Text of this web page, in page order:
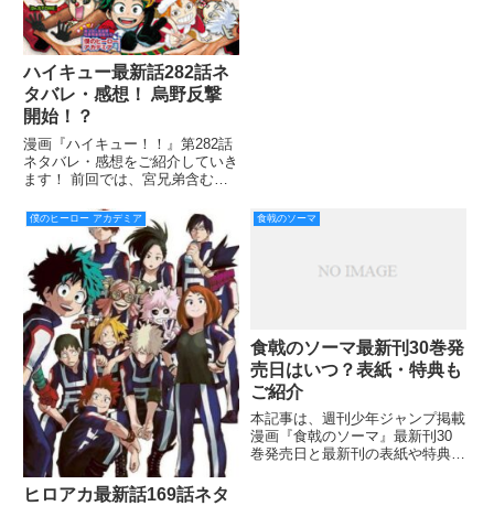
ハイキュー最新話282話ネ
タバレ・感想！ 烏野反撃
開始！？
漫画『ハイキュー！！』第282話
ネタバレ・感想をご紹介していき
ます！ 前回では、宮兄弟含む稲
ギリ繋いでいた。 これ以上点差
を離したくない烏野。 しかし素
晴らしいコンビネーションによっ
てスパイクを打たれてしまう･
僕のヒーロー アカデミア
ヒロアカ最新話169話ネタ
食戟のソーマ
食戟のソーマ最新刊30巻発
売日はいつ？表紙・特典も
ご紹介
本記事は、週刊少年ジャンプ掲載
漫画『食戟のソーマ』最新刊30
巻発売日と最新刊の表紙や特典情